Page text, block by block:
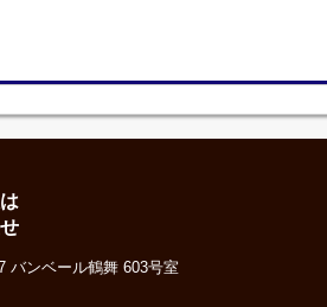
バンベール鶴舞 603号室